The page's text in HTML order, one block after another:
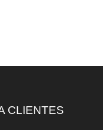
CLIENTES